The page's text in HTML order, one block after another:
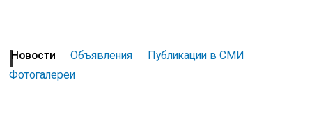
Новости Объявления
Публикации в СМИ
Фотогалереи